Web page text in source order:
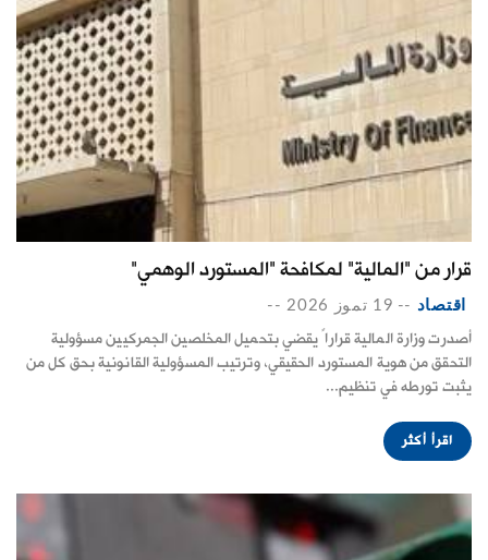
قرار من "المالية" لمكافحة "المستورد الوهمي"
اقتصاد -- 19 تموز 2026 --
أصدرت وزارة المالية قراراً يقضي بتحميل المخلصين الجمركيين مسؤولية
التحقق من هوية المستورد الحقيقي، وترتيب المسؤولية القانونية بحق كل من
يثبت تورطه في تنظيم...
اقرأ أكثر